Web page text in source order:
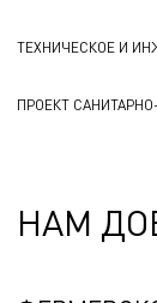
ТЕХНИЧЕСКОЕ И
ПРОЕКТ
НАМ